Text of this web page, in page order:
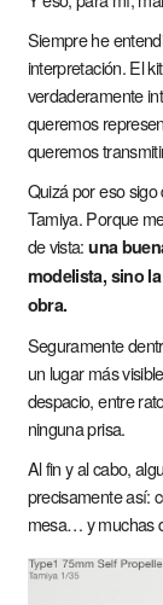
Siempre he
interpretación. El
verdaderamente
queremos
queremos
Quizá por eso
Tamiya. Porque
de vista:una
modelista, sino
obra.
Seguramente
un lugar más
despacio, entre
ninguna prisa.
Al fin y al cabo,
precisamente así:
mesa… y muchas